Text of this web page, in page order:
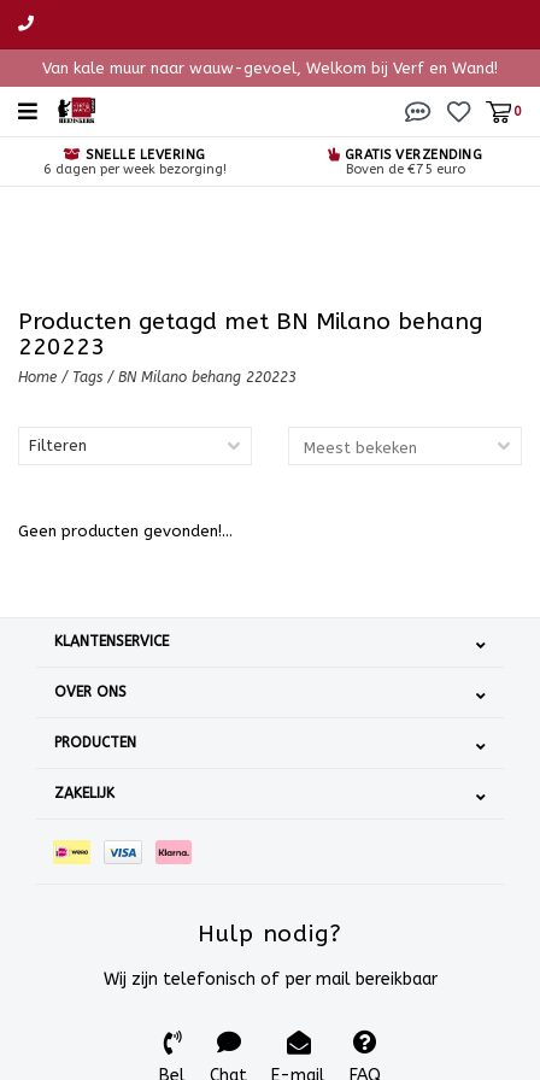
Van kale muur naar wauw-gevoel, Welkom bij Verf en Wand!
0
SNELLE LEVERING
6 dagen per week bezorging!
GRATIS VERZENDING
Boven de €75 euro
Producten getagd met BN Milano behang
220223
Home / Tags / BN Milano behang 220223
Filteren
Geen producten gevonden!...
KLANTENSERVICE
OVER ONS
PRODUCTEN
ZAKELIJK
Hulp nodig?
Wij zijn telefonisch of per mail bereikbaar
Bel Chat E-mail FAQ